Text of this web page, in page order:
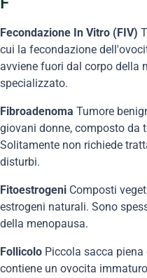
Fecondazione In Vitro (FIV)
cui la fecondazione
avviene fuori dal corpo della
specializzato.
Fibroadenoma Tumore
giovani donne, composto da
Solitamente non richiede
disturbi.
Fitoestrogeni Composti
estrogeni naturali. Sono
della menopausa.
Follicolo Piccola sacca
contiene un ovocita